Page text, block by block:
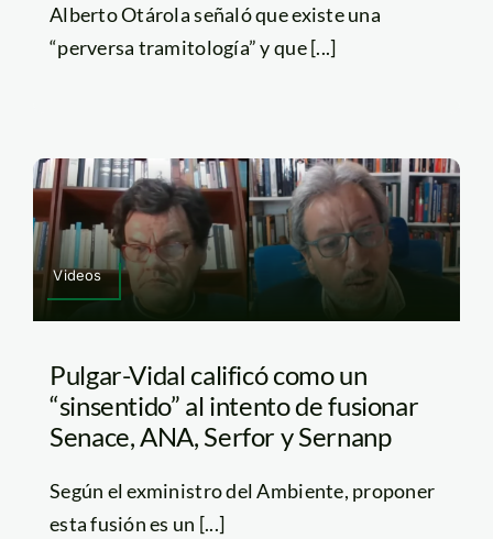
Alberto Otárola señaló que existe una
“perversa tramitología” y que [...]
Videos
Pulgar-Vidal calificó como un
“sinsentido” al intento de fusionar
Senace, ANA, Serfor y Sernanp
Según el exministro del Ambiente, proponer
esta fusión es un [...]